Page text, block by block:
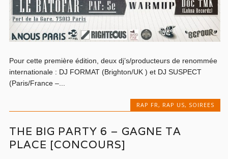
Pour cette première édition, deux dj’s/producteurs de renommée
internationale : DJ FORMAT (Brighton/UK ) et DJ SUSPECT
(Paris/France –...
RAP FR , RAP US, SOIREES
THE BIG PARTY 6 – GAGNE TA
PLACE [CONCOURS]